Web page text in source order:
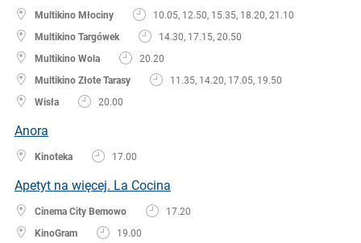
Multikino Młociny
10.05, 12.50, 15.35, 18.20, 21.10
Multikino Targówek
14.30, 17.15, 20.50
Multikino Wola
20.20
Multikino Złote Tarasy
11.35, 14.20, 17.05, 19.50
Wisła
20.00
Anora
Kinoteka 17.00
Apetyt na więcej. La Cocina
Cinema City Bemowo
17.20
KinoGram
19.00